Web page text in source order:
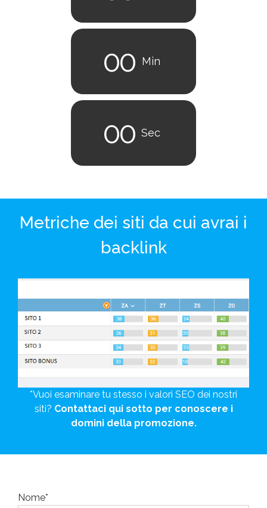
00 Min
00 Sec
Metriche dei siti da cui avrai i
backlink
*Vuoi esaminare tu stesso i valori SEO dei nostri
siti? Contattaci qui sotto per conoscere i
domini della promozione.
Nome*